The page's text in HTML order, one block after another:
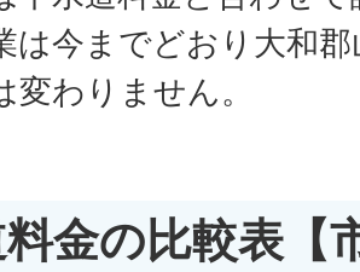
は今までどおり大和
変わりません。
金の比較表【